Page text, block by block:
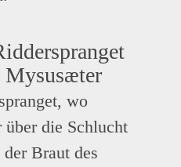
Mysusæter
wo
die Schlucht
Braut des